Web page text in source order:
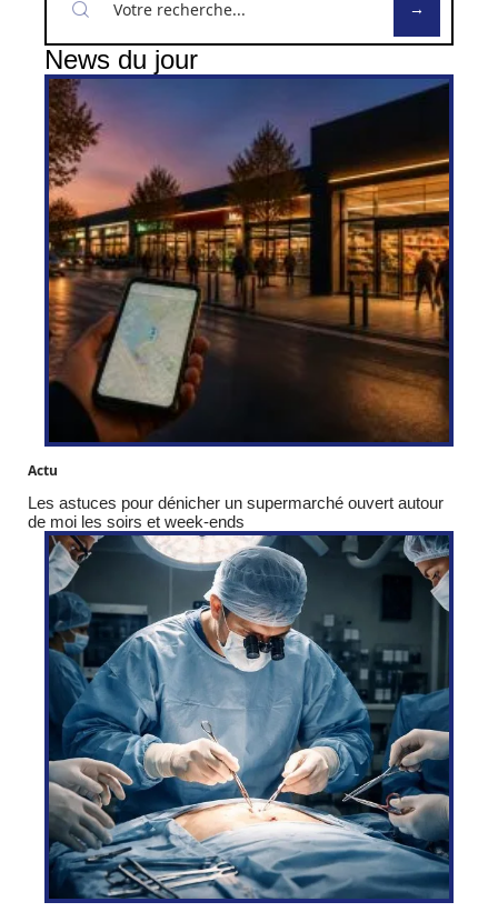
News du jour
Actu
Les astuces pour dénicher un supermarché ouvert autour
de moi les soirs et week-ends